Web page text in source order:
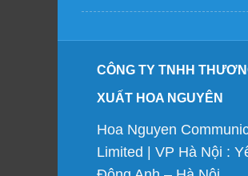
CÔNG TY TNHH
XUẤT HOA NGUYÊN
Hoa Nguyen
Limited | VP Hà Nội :